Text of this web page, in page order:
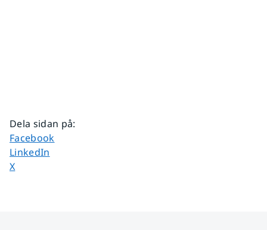
Dela sidan på:
Dela sidan på
Facebook
Dela sidan på
LinkedIn
Dela sidan på
X